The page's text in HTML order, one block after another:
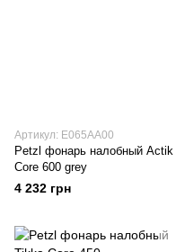
Артикул: E065AA00
Petzl фонарь налобный Actik
Core 600 grey
4 232 грн